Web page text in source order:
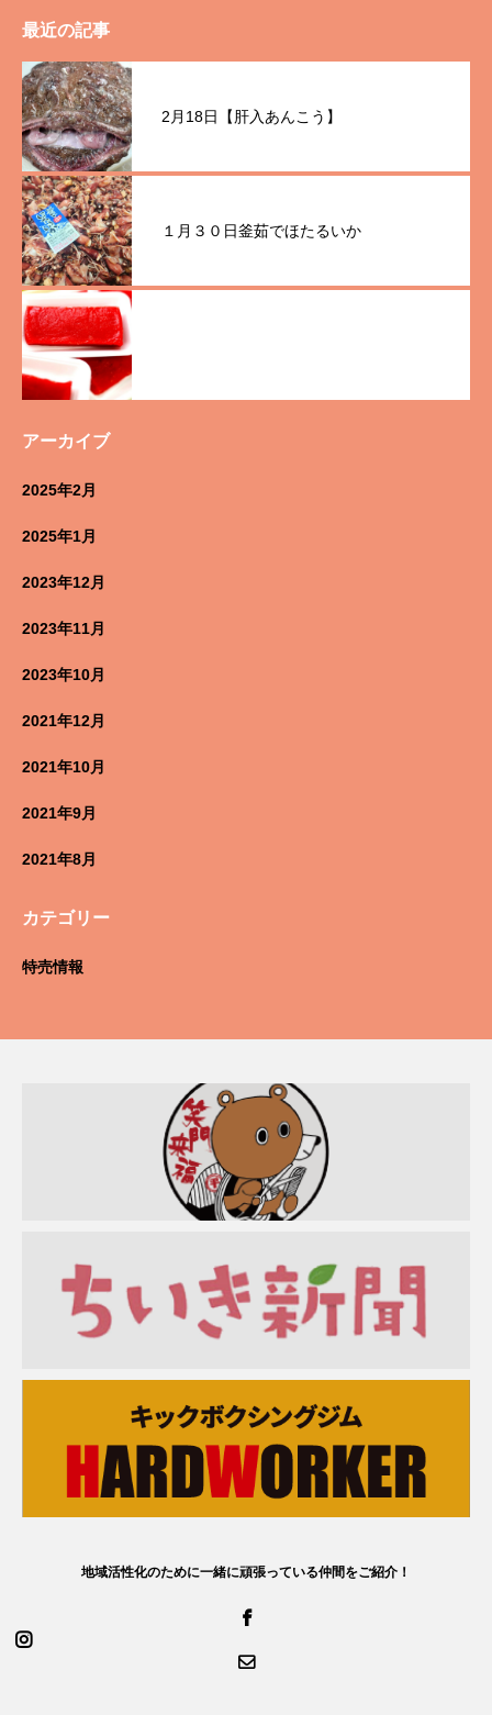
最近の記事
2月18日【肝入あんこう】
１月３０日釜茹でほたるいか
アーカイブ
2025年2月
2025年1月
2023年12月
2023年11月
2023年10月
2021年12月
2021年10月
2021年9月
2021年8月
カテゴリー
特売情報
地域活性化のために一緒に頑張っている仲間をご紹介！